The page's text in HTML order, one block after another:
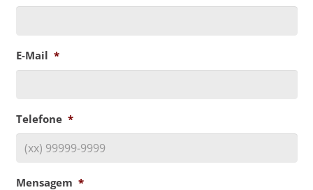
E-Mail *
Telefone *
Mensagem *